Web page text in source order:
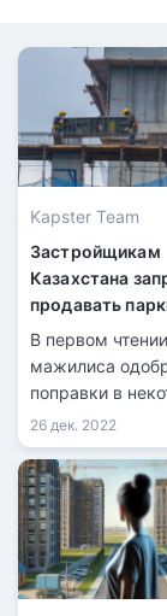
Kapster Team
Застройщикам
Казахстана
продавать
нежилые
В первом чтении
мажилиса
поправки в
вопросам
коммунального
хозяйства,
запрете для
застройщиков
нежилые
паркинги,
26 дек. 2022